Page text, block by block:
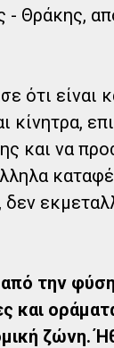
Θράκης,
ότι είναι
κίνητρα,
και να
την
και
ζώνη.